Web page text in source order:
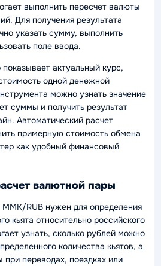
выполнить пересчет валюты
Для получения результата
указать сумму, выполнить
поле ввода.
актуальный курс,
одной денежной
можно узнать значение
суммы и получить результат
Автоматический расчет
примерную стоимость обмена
как удобный финансовый
валютной пары
RUB нужен для определения
кьята относительно российского
узнать, сколько рублей можно
количества кьятов, а
при переводах, поездках или